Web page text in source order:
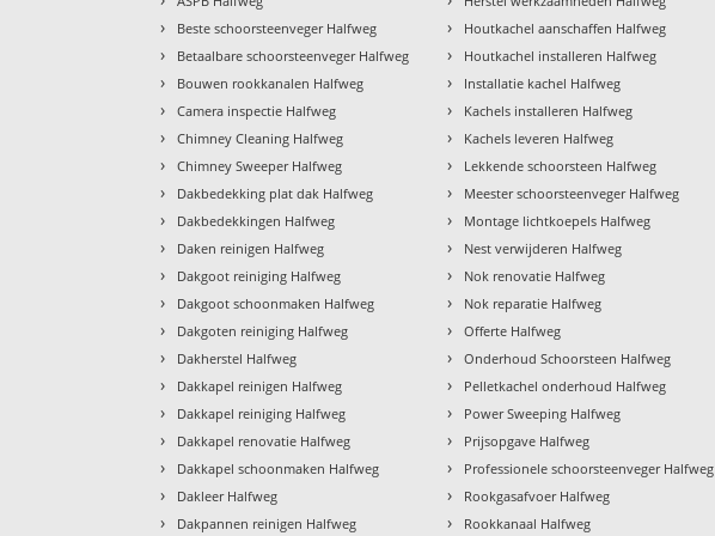
› Beste schoorsteenveger Halfweg
› Betaalbare schoorsteenveger Halfweg
› Bouwen rookkanalen Halfweg
› Camera inspectie Halfweg
› Chimney Cleaning Halfweg
› Chimney Sweeper Halfweg
› Dakbedekking plat dak Halfweg
› Dakbedekkingen Halfweg
› Daken reinigen Halfweg
› Dakgoot reiniging Halfweg
› Dakgoot schoonmaken Halfweg
› Dakgoten reiniging Halfweg
› Dakherstel Halfweg
› Dakkapel reinigen Halfweg
› Dakkapel reiniging Halfweg
› Dakkapel renovatie Halfweg
› Dakkapel schoonmaken Halfweg
› Dakleer Halfweg
› Dakpannen reinigen Halfweg
› Houtkachel aanschaffen Halfweg
› Houtkachel installeren Halfweg
› Installatie kachel Halfweg
› Kachels installeren Halfweg
› Kachels leveren Halfweg
› Lekkende schoorsteen Halfweg
› Meester schoorsteenveger Halfweg
› Montage lichtkoepels Halfweg
› Nest verwijderen Halfweg
› Nok renovatie Halfweg
› Nok reparatie Halfweg
› Offerte Halfweg
› Onderhoud Schoorsteen Halfweg
› Pelletkachel onderhoud Halfweg
› Power Sweeping Halfweg
› Prijsopgave Halfweg
› Professionele schoorsteenveger Halfweg
› Rookgasafvoer Halfweg
› Rookkanaal Halfweg